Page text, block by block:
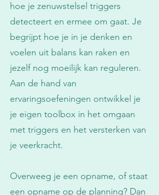
hoe je zenuwstelsel triggers
detecteert en ermee om gaat. Je
begrijpt hoe je in je denken en
voelen uit balans kan raken en
jezelf nog moeilijk kan reguleren.
Aan de hand van
ervaringsoefeningen ontwikkel je
je eigen toolbox in het omgaan
met triggers en het versterken van
je veerkracht.
Overweeg je een opname, of staat
een opname op de planning? Dan